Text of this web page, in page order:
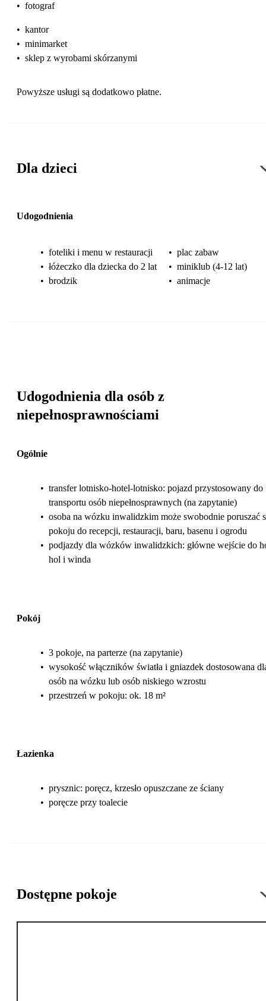
• fotograf
• kantor
• minimarket
• sklep z wyrobami skórzanymi
Powyższe usługi są dodatkowo płatne.
Dla dzieci
Udogodnienia
• foteliki i menu w restauracji
• łóżeczko dla dziecka do 2 lat
• brodzik
• plac zabaw
• miniklub (4-12 lat)
• animacje
Udogodnienia dla osób z
niepełnosprawnościami
Ogólnie
• transfer lotnisko-hotel-lotnisko: pojazd przystosowany do
transportu osób niepełnosprawnych (na zapytanie)
• osoba na wózku inwalidzkim może swobodnie poruszać
pokoju do recepcji, restauracji, baru, basenu i ogrodu
• podjazdy dla wózków inwalidzkich: główne wejście do
hol i winda
Pokój
• 3 pokoje, na parterze (na zapytanie)
• wysokość włączników światła i gniazdek dostosowana
osób na wózku lub osób niskiego wzrostu
• przestrzeń w pokoju: ok. 18 m²
Łazienka
• prysznic: poręcz, krzesło opuszczane ze ściany
• poręcze przy toalecie
Dostępne pokoje